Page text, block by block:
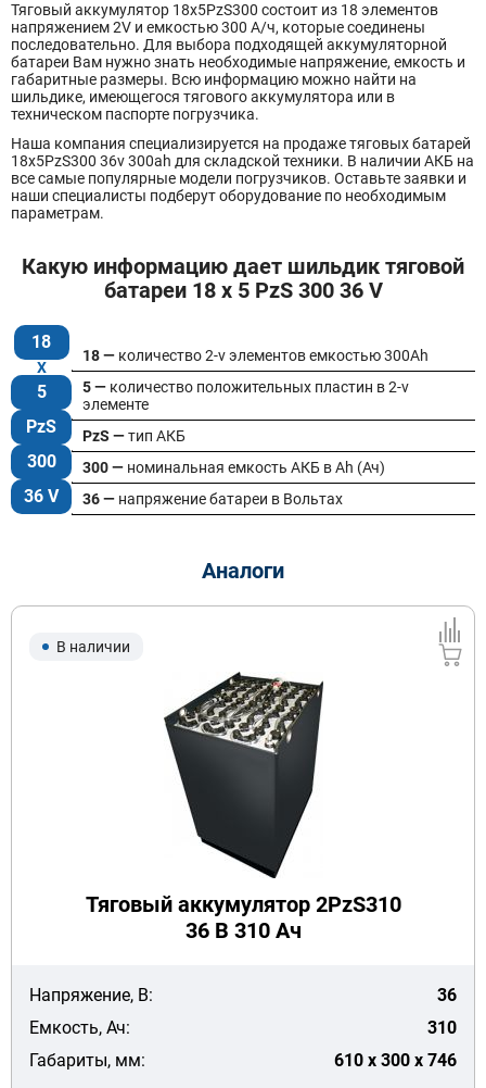
Тяговый аккумулятор 18x5PzS300 состоит из 18 элементов
напряжением 2V и емкостью 300 А/ч, которые соединены
последовательно. Для выбора подходящей аккумуляторной
батареи Вам нужно знать необходимые напряжение, емкость и
габаритные размеры. Всю информацию можно найти на
шильдике, имеющегося тягового аккумулятора или в
техническом паспорте погрузчика.
Наша компания специализируется на продаже тяговых батарей
18х5PzS300 36v 300ah для складской техники. В наличии АКБ на
все самые популярные модели погрузчиков. Оставьте заявки и
наши специалисты подберут оборудование по необходимым
параметрам.
Какую информацию дает шильдик тяговой
батареи 18 x 5 PzS 300 36 V
18
5
PzS
300
36 V
18 — количество 2-v элементов емкостью 300Ah
36 — напряжение батареи в Вольтах
5 — количество положительных пластин в 2-v
элементе
300 — номинальная емкость АКБ в Ah (Ач)
PzS —тип АКБ
Аналоги
В наличии
Тяговый аккумулятор 2PzS310
36 В 310 Ач
Напряжение, В:
36
Емкость, Ач:
310
Габариты, мм:
610 x 300 x 746